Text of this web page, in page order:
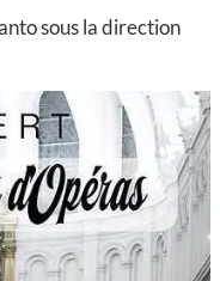
sous la direction